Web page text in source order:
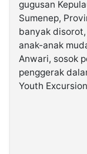
Kabarbaru.co
2026
Kabarbaru
Media
Holding
gugusan
Sumenep,
banyak
anak-anak
Anwari, sosok
penggerak
Youth